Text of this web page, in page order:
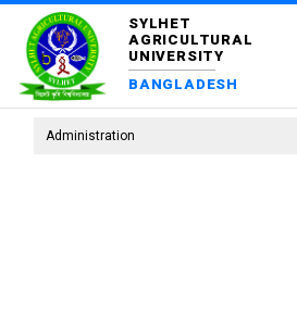
SYLHET
AGRICULTURAL
UNIVERSITY
BANGLADESH
Administration